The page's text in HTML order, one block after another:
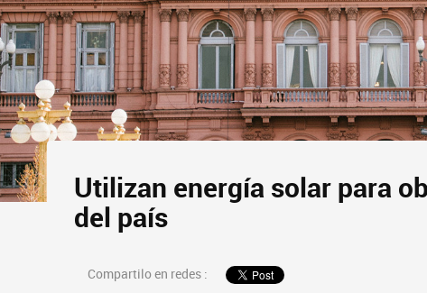
Utilizan energía solar para
del país
Compartilo en redes :